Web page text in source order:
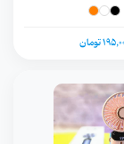
تومان